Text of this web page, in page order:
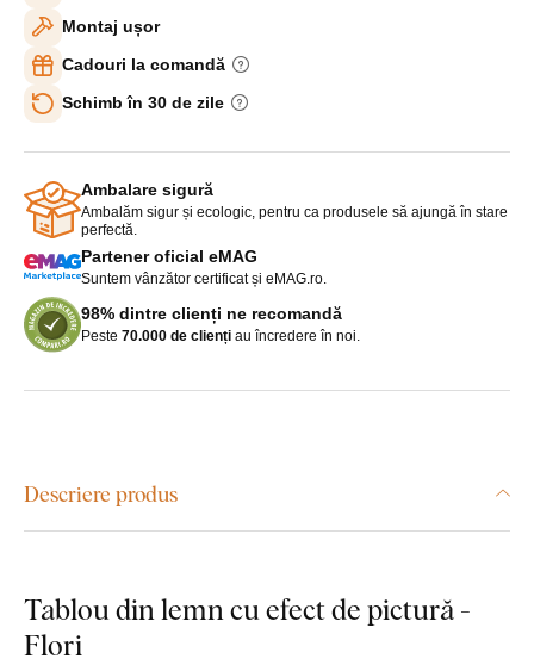
Montaj ușor
Cadouri la comandă
Schimb în 30 de zile
Ambalare sigură
Ambalăm sigur și ecologic, pentru ca produsele să ajungă în stare
perfectă.
Partener oficial eMAG
Suntem vânzător certificat și eMAG.ro.
98% dintre clienți ne recomandă
Peste 70.000 de clienți au încredere în noi.
Descriere produs
Tablou din lemn cu efect de pictură -
Flori